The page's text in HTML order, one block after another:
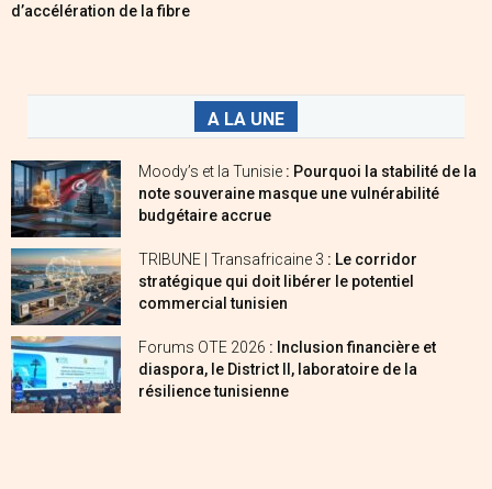
d’accélération de la fibre
A LA UNE
Moody’s et la Tunisie : Pourquoi la stabilité de la
note souveraine masque une vulnérabilité
budgétaire accrue
TRIBUNE | Transafricaine 3 : Le corridor
stratégique qui doit libérer le potentiel
commercial tunisien
Forums OTE 2026 : Inclusion financière et
diaspora, le District II, laboratoire de la
résilience tunisienne